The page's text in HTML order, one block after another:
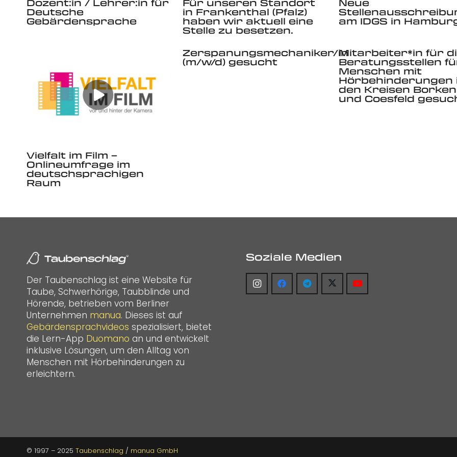
Dozent:in / Lehrer:in für
Deutsche
Gebärdensprache
Für unseren Standort
in Frankenthal (Pfalz)
haben wir aktuell eine
Stelle zu besetzen.
Neue
am IDGS in
Vielfalt im Film –
Onlineumfrage im
deutschsprachigen
Raum
Zerspanungsmechaniker/in
(m/w/d) gesucht
Mitarbeiter*in für
Beratungsstellen
Menschen mit
Hörbehinderungen
den Kreisen Borken
und Coesfeld
Der Taubenschlag ist eine Website für
Taube, Schwerhörige, Taubblinde und
Hörende, betrieben vom Berliner
Unternehmen manua. Dieses ist auf
Gebärdensprachvideos spezialisiert, bietet
die Lern-App Duomano an und entwickelt
inklusive Lösungen, um den Alltag von
Menschen mit Hörbehinderungen zu
erleichtern.
Soziale Medien
© 1997 – 2025 Taubenschlag / manua GmbH